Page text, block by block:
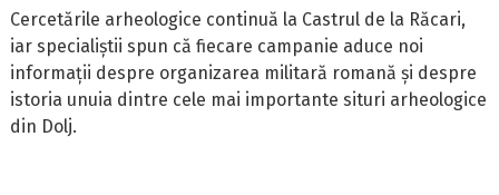
Cercetările arheologice continuă la Castrul de la Răcari,
iar specialiștii spun că fiecare campanie aduce noi
informații despre organizarea militară romană și despre
istoria unuia dintre cele mai importante situri arheologice
din Dolj.